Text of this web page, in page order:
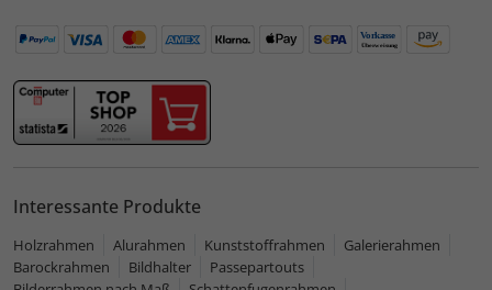
Interessante Produkte
Holzrahmen Alurahmen Kunststoffrahmen
Galerierahmen
Barockrahmen
Bildhalter
Passepartouts